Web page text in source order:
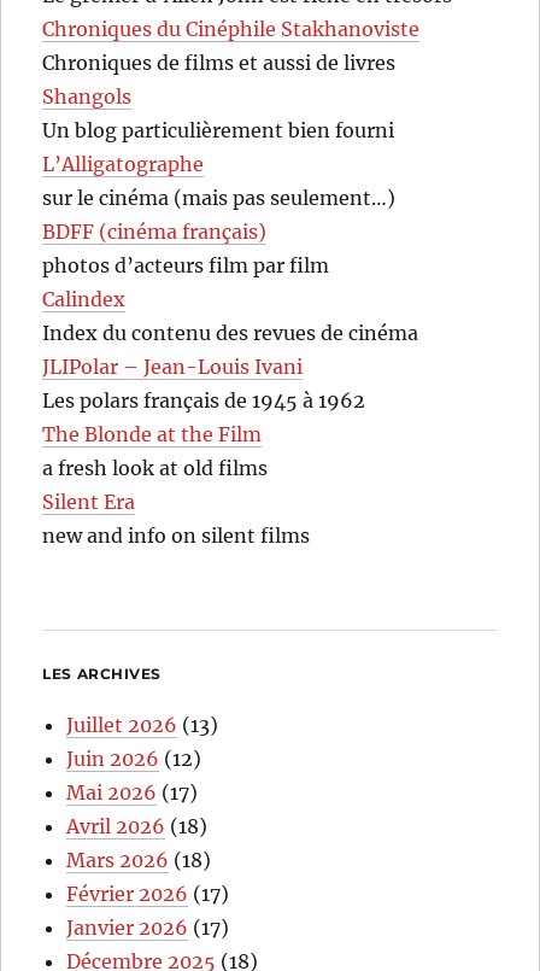
Chroniques du Cinéphile Stakhanoviste
Chroniques de films et aussi de livres
Shangols
Un blog particulièrement bien fourni
L’Alligatographe
sur le cinéma (mais pas seulement…)
BDFF (cinéma français)
photos d’acteurs film par film
Calindex
Index du contenu des revues de cinéma
JLIPolar – Jean-Louis Ivani
Les polars français de 1945 à 1962
The Blonde at the Film
a fresh look at old films
Silent Era
new and info on silent films
LES ARCHIVES
Juillet 2026 (13)
Juin 2026 (12)
Mai 2026 (17)
Avril 2026 (18)
Mars 2026 (18)
Février 2026 (17)
Janvier 2026 (17)
Décembre 2025 (18)